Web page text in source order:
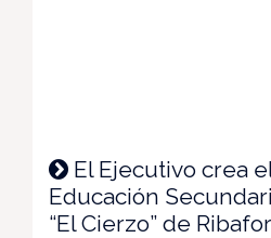
El Ejecutivo crea
Educación
“El Cierzo” de